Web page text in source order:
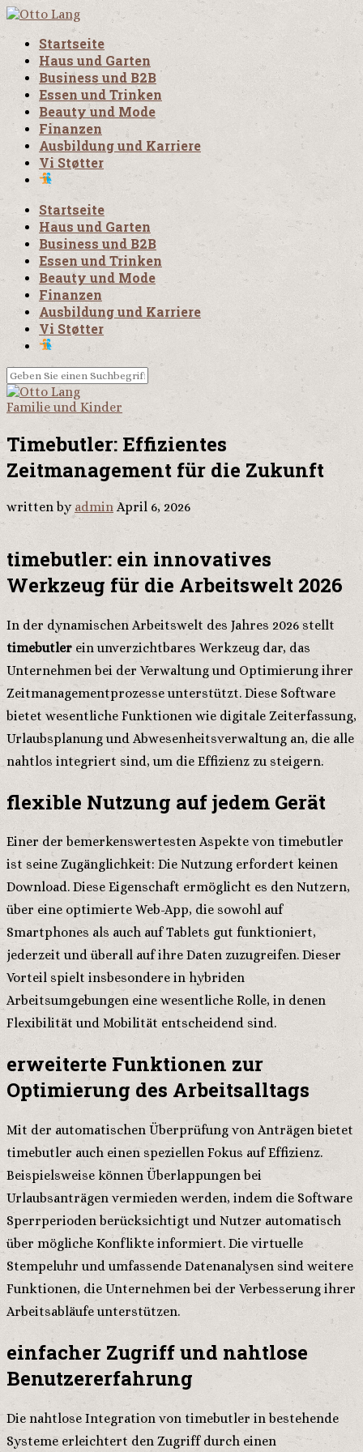
Startseite
Haus und Garten
Business und B2B
Essen und Trinken
Beauty und Mode
Finanzen
Ausbildung und Karriere
Vi Støtter
Startseite
Haus und Garten
Business und B2B
Essen und Trinken
Beauty und Mode
Finanzen
Ausbildung und Karriere
Vi Støtter
Familie und Kinder
Timebutler: Effizientes
Zeitmanagement für die Zukunft
written by admin April 6, 2026
timebutler: ein innovatives
Werkzeug für die Arbeitswelt 2026
In der dynamischen Arbeitswelt des Jahres 2026 stellt
timebutler ein unverzichtbares Werkzeug dar, das
Unternehmen bei der Verwaltung und Optimierung ihrer
Zeitmanagementprozesse unterstützt. Diese Software
bietet wesentliche Funktionen wie digitale Zeiterfassung,
Urlaubsplanung und Abwesenheitsverwaltung an, die alle
nahtlos integriert sind, um die Effizienz zu steigern.
flexible Nutzung auf jedem Gerät
Einer der bemerkenswertesten Aspekte von timebutler
ist seine Zugänglichkeit: Die Nutzung erfordert keinen
Download. Diese Eigenschaft ermöglicht es den Nutzern,
über eine optimierte Web-App, die sowohl auf
Smartphones als auch auf Tablets gut funktioniert,
jederzeit und überall auf ihre Daten zuzugreifen. Dieser
Vorteil spielt insbesondere in hybriden
Arbeitsumgebungen eine wesentliche Rolle, in denen
Flexibilität und Mobilität entscheidend sind.
erweiterte Funktionen zur
Optimierung des Arbeitsalltags
Mit der automatischen Überprüfung von Anträgen bietet
timebutler auch einen speziellen Fokus auf Effizienz.
Beispielsweise können Überlappungen bei
Urlaubsanträgen vermieden werden, indem die Software
Sperrperioden berücksichtigt und Nutzer automatisch
über mögliche Konflikte informiert. Die virtuelle
Stempeluhr und umfassende Datenanalysen sind weitere
Funktionen, die Unternehmen bei der Verbesserung ihrer
Arbeitsabläufe unterstützen.
einfacher Zugriff und nahtlose
Benutzererfahrung
Die nahtlose Integration von timebutler in bestehende
Systeme erleichtert den Zugriff durch einen